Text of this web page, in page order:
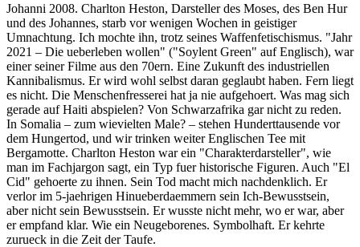
Johanni 2008. Charlton Heston, Darsteller des Moses, des Ben Hur
und des Johannes, starb vor wenigen Wochen in geistiger
Umnachtung. Ich mochte ihn, trotz seines Waffenfetischismus. "Jahr
2021 – Die ueberleben wollen" ("Soylent Green" auf Englisch), war
einer seiner Filme aus den 70ern. Eine Zukunft des industriellen
Kannibalismus. Er wird wohl selbst daran geglaubt haben. Fern liegt
es nicht. Die Menschenfresserei hat ja nie aufgehoert. Was mag sich
gerade auf Haiti abspielen? Von Schwarzafrika gar nicht zu reden.
In Somalia – zum wievielten Male? – stehen Hunderttausende vor
dem Hungertod, und wir trinken weiter Englischen Tee mit
Bergamotte. Charlton Heston war ein "Charakterdarsteller", wie
man im Fachjargon sagt, ein Typ fuer historische Figuren. Auch "El
Cid" gehoerte zu ihnen. Sein Tod macht mich nachdenklich. Er
verlor im 5-jaehrigen Hinueberdaemmern sein Ich-Bewusstsein,
aber nicht sein Bewusstsein. Er wusste nicht mehr, wo er war, aber
er empfand klar. Wie ein Neugeborenes. Symbolhaft. Er kehrte
zurueck in die Zeit der Taufe.